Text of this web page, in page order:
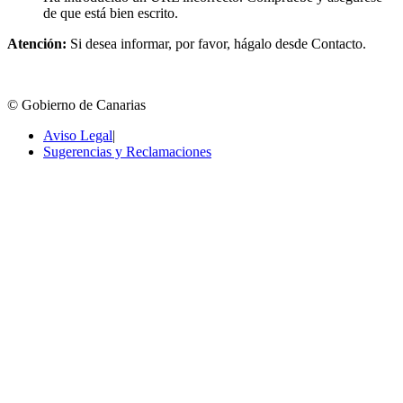
de que está bien escrito.
Atención: Si desea informar, por favor, hágalo desde Contacto.
© Gobierno de Canarias
Aviso Legal|
Sugerencias y Reclamaciones